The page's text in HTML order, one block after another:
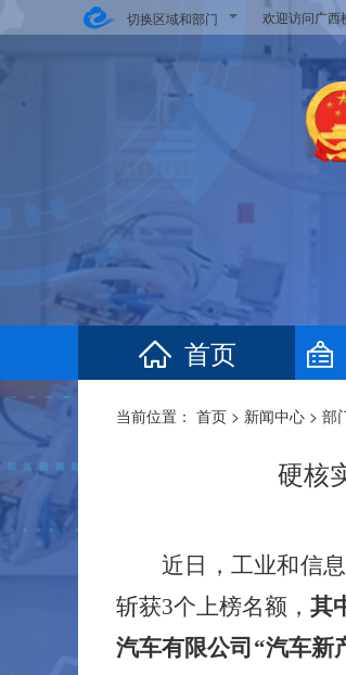
切换区域和部门 欢迎访问广
首页
当前位置： 首页 > 新闻中心 > 部
硬核
近日，工业和信
斩获3个上榜名额，其
汽车有限公司“汽车新